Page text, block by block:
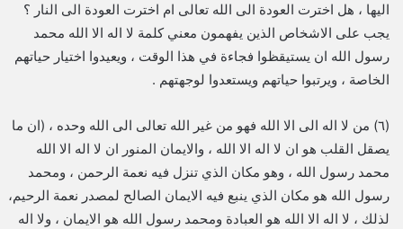
اليها ، هل اخترت العودة الى الله تعالى ام اخترت العودة الى النار ؟
يجب على الاشخاص الذين يفهمون معني كلمة لا اله الا الله محمد
رسول الله ان يستيقظوا فجاءة في هذا الوقت ، ويعيدوا اختيار حياتهم
الخاصة ، ويرتبوا حياتهم ويستعدوا لوجهتهم .
(٦) من لا اله الى الا الله فهو من غير الله تعالى الى الله وحده ، (ان ما
يصقل القلب هو ان لا اله الا الله ، والايمان المنور ان لا اله الا الله
محمد رسول الله ، وهو مكان الذي تنزل فيه نعمة الرحمن ، ومحمد
رسول الله هو مكان الذي ينبع فيه الايمان الصالح لمصدر نعمة الرحيم،
لذلك ، لا اله الا الله هو العبادة ومحمد رسول الله هو الايمان ، ولا اله